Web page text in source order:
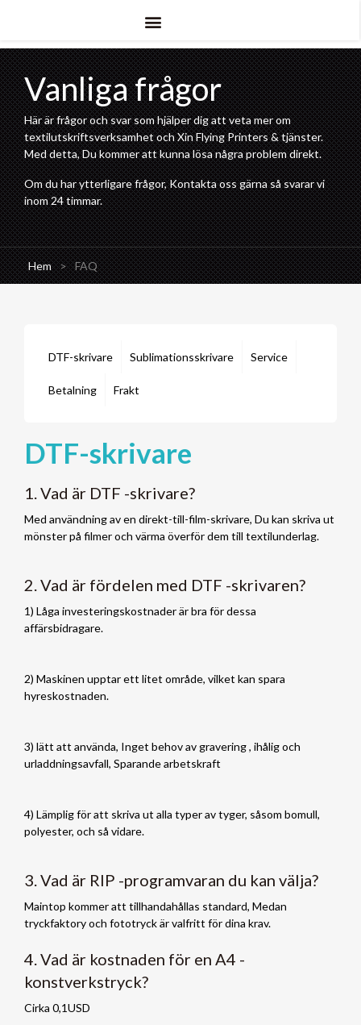
Vanliga frågor
Här är frågor och svar som hjälper dig att veta mer om
textilutskriftsverksamhet och Xin Flying Printers & tjänster.
Med detta, Du kommer att kunna lösa några problem direkt.
Om du har ytterligare frågor, Kontakta oss gärna så svarar vi
inom 24 timmar.
Hem > FAQ
DTF-skrivare Sublimationsskrivare Service
Betalning Frakt
DTF-skrivare
1. Vad är DTF -skrivare?
Med användning av en direkt-till-film-skrivare, Du kan skriva ut
mönster på filmer och värma överför dem till textilunderlag.
2. Vad är fördelen med DTF -skrivaren?
1) Låga investeringskostnader är bra för dessa
affärsbidragare.
2) Maskinen upptar ett litet område, vilket kan spara
hyreskostnaden.
3) lätt att använda, Inget behov av gravering , ihålig och
urladdningsavfall, Sparande arbetskraft
4) Lämplig för att skriva ut alla typer av tyger, såsom bomull,
polyester, och så vidare.
3. Vad är RIP -programvaran du kan välja?
Maintop kommer att tillhandahållas standard, Medan
tryckfaktory och fototryck är valfritt för dina krav.
4. Vad är kostnaden för en A4 -
konstverkstryck?
Cirka 0,1USD